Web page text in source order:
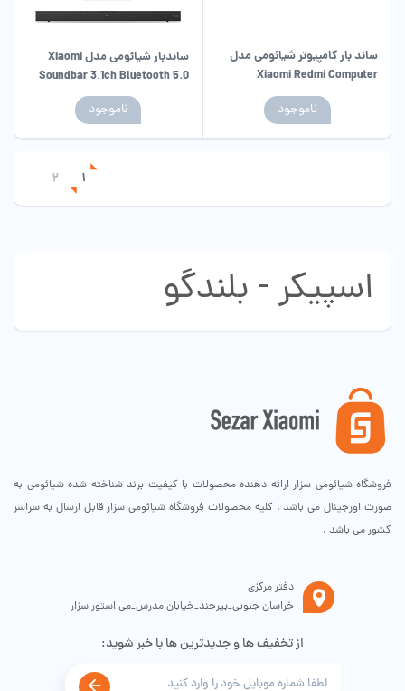
ساند بار کامپیوتر شیائومی مدل
Xiaomi Redmi Computer
Speaker ASB02A
ناموجود
ساندبار شیائومی مدل Xiaomi
Soundbar 3.1ch Bluetooth 5.0
NFC TV Soundbar 430w
ناموجود
1
2
اسپیکر - بلندگو
فروشگاه شیائومی سزار ارائه دهنده محصولات با کیفیت برند شناخته شده شیائومی به
صورت اورجینال می باشد . کلیه محصولات فروشگاه شیائومی سزار قابل ارسال به سراسر
کشور می باشد .
دفتر مرکزی
خراسان جنوبی_بیرجند_خیابان مدرس_می استور سزار
از تخفیف ها و جدیدترین ها با خبر شوید: